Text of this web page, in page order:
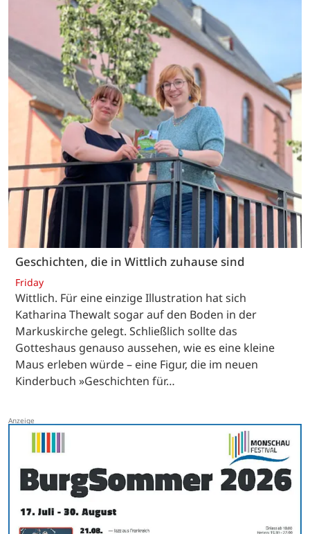
Geschichten, die in Wittlich zuhause sind
Friday
Wittlich. Für eine einzige Illustration hat sich
Katharina Thewalt sogar auf den Boden in der
Markuskirche gelegt. Schließlich sollte das
Gotteshaus genauso aussehen, wie es eine kleine
Maus erleben würde – eine Figur, die im neuen
Kinderbuch »Geschichten für…